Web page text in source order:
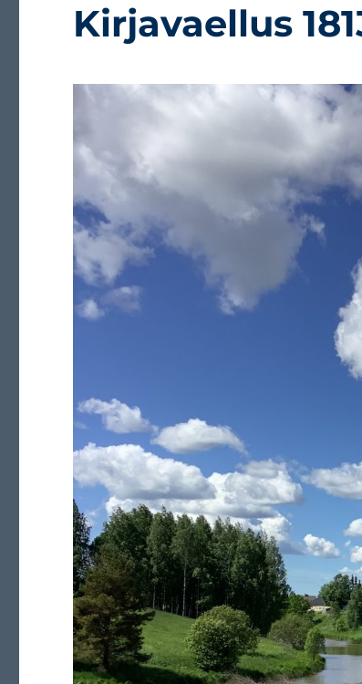
Kirjavaellus